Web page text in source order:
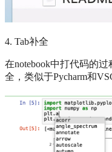
4. Tab补全
在notebook中打代码的
全，类似于Pycharm和